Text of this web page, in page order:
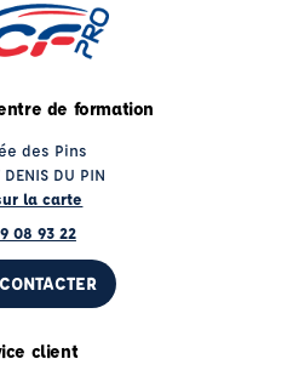
de formation
des Pins
DENIS DU PIN
la carte
08 93 22
client